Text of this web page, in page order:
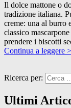
Il dolce mattone o
tradizione italiana.
creme: una al burro
classico
prendere i biscotti
Continua a leggere
Ricerca per:
Ultimi